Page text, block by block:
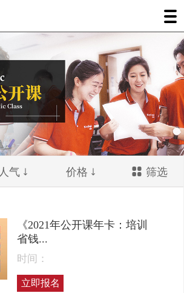
人气 价格 筛选
《2021年公开课年卡：培训
省钱...
时间：
立即报名